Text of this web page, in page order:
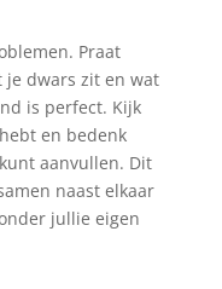
Praat
je dwars zit en wat
is perfect. Kijk
en bedenk
aanvullen. Dit
naast elkaar
jullie eigen